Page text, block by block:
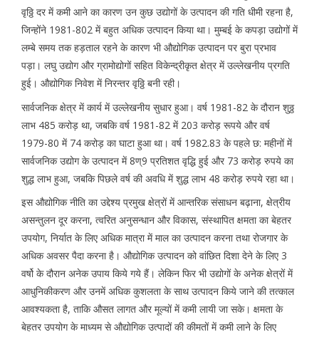
वृठ्ठि दर में कमी आने का कारण उन कुछ उद्योगों के उत्पादन की गति धीमी रहना है,
जिन्होंने 1981-802 में बहुत अधिक उत्पादन किया था। मुम्बई के कपड़ा उद्योगों में
लम्बे समय तक हड़ताल रहने के कारण भी औद्योगिक उत्पादन पर बुरा प्रभाव
पड़ा। लघु उद्योग और ग्रामोद्योगों सहित विकेन्द्रीकृत क्षेत्र में उल्लेखनीय प्रगति
हुई। औद्योगिक निवेश में निरन्तर वृठ्ठि बनी रही।
सार्वजनिक क्षेत्र में कार्य में उल्लेखनीय सुधार हुआ। वर्ष 1981-82 के दौरान शुठ्ठ
लाभ 485 करोड़ था, जबकि वर्ष 1981-82 में 203 करोड़ रूपये और वर्ष
1979-80 में 74 करोड़ का घाटा हुआ था। वर्ष 1982.83 के पहले छ: महीनों में
सार्वजनिक उद्योग के उत्पादन में 8ण्9 प्रतिशत वृद्धि हुई और 73 करोड़ रुपये का
शुद्ध लाभ हुआ, जबकि पिछले वर्ष की अवधि में शुद्ध लाभ 48 करोड़ रुपये रहा था।
इस औद्योगिक नीति का उद्देश्य प्रमुख क्षेत्रों में आन्तरिक संसाधन बढ़ाना, क्षेत्रीय
असन्तुलन दूर करना, त्वरित अनुसन्धान और विकास, संस्थापित क्षमता का बेहतर
उपयोग, निर्यात के लिए अधिक मात्रा में माल का उत्पादन करना तथा रोजगार के
अधिक अवसर पैदा करना है। औद्योगिक उत्पादन को वांछित दिशा देने के लिए 3
वर्षो के दौरान अनेक उपाय किये गये हैं। लेकिन फिर भी उद्योगों के अनेक क्षेत्रों में
आधुनिकीकरण और उनमें अधिक कुशलता के साथ उत्पादन किये जाने की तत्काल
आवश्यकता है, ताकि औसत लागत और मूल्यों में कमी लायी जा सके। क्षमता के
बेहतर उपयोग के माध्यम से औद्योगिक उत्पादों की कीमतों में कमी लाने के लिए